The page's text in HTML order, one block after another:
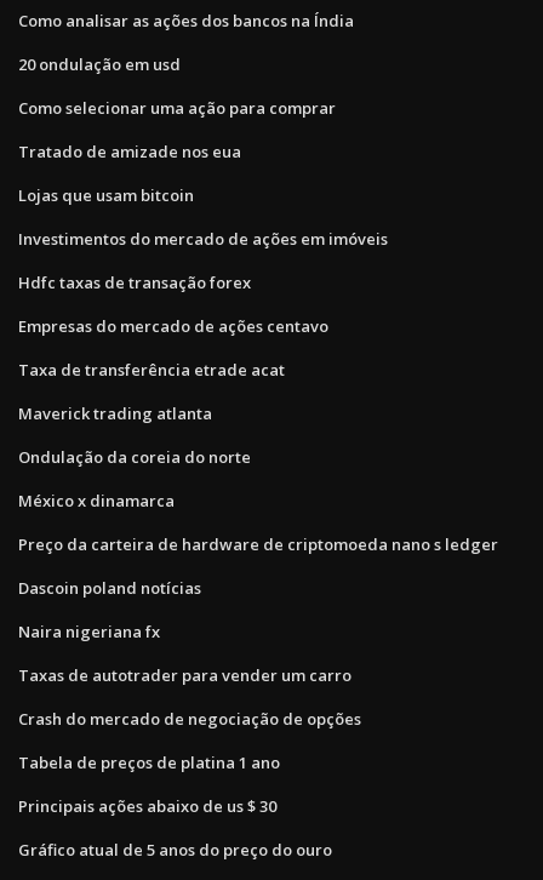
Como analisar as ações dos bancos na Índia
20 ondulação em usd
Como selecionar uma ação para comprar
Tratado de amizade nos eua
Lojas que usam bitcoin
Investimentos do mercado de ações em imóveis
Hdfc taxas de transação forex
Empresas do mercado de ações centavo
Taxa de transferência etrade acat
Maverick trading atlanta
Ondulação da coreia do norte
México x dinamarca
Preço da carteira de hardware de criptomoeda nano s ledger
Dascoin poland notícias
Naira nigeriana fx
Taxas de autotrader para vender um carro
Crash do mercado de negociação de opções
Tabela de preços de platina 1 ano
Principais ações abaixo de us $ 30
Gráfico atual de 5 anos do preço do ouro